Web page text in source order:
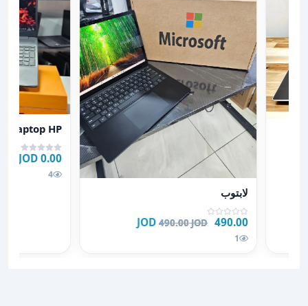
عرض تفاصيل لابتوب
لابتوب
490.00 JOD
490.00 JOD
1
laptop HP
0.00 JOD
4